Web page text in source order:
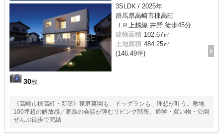
30枚
3SLDK / 2025年
群馬県高崎市棟高町
ＪＲ上越線 井野 徒歩45分
建物面積 102.67㎡
土地面積 484.25㎡
(146.49坪)
《高崎市棟高町・新築》家庭菜園も、ドッグランも、理想が叶う。敷地
100坪超の解放感／家族の会話が弾むリビング階段。通学・買い物・公園
ぜんぶ徒歩で完結